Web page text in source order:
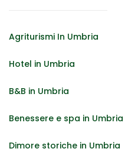
Agriturismi In Umbria
Hotel in Umbria
B&B in Umbria
Benessere e spa in Umbria
Dimore storiche in Umbria